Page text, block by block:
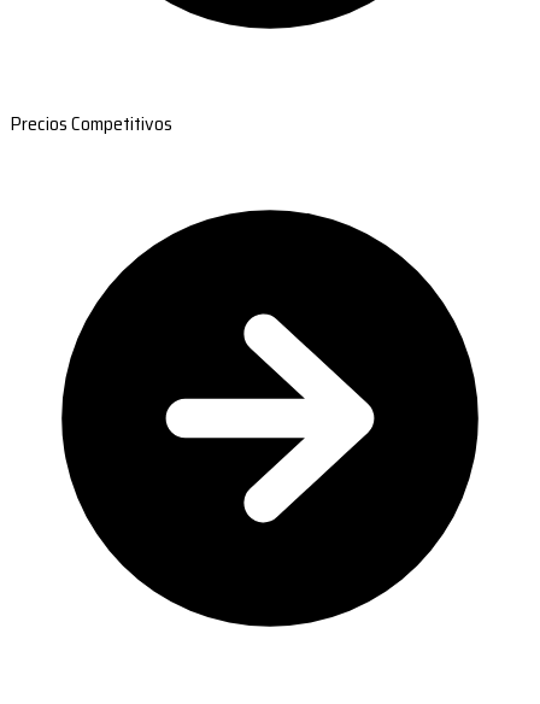
Precios Competitivos